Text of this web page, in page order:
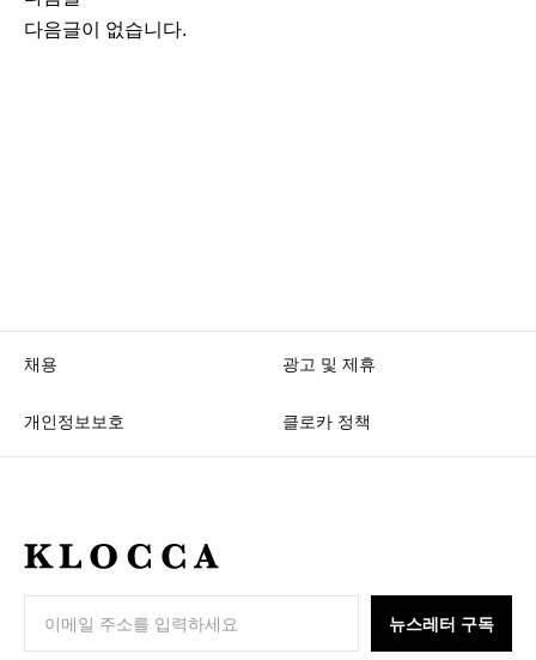
다음글이 없습니다.
채용 광고 및 제휴
개인정보보호 클로카 정책
K
C
뉴스레터 구독